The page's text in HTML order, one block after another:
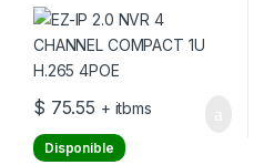
$ 75.55 + itbms
Disponible